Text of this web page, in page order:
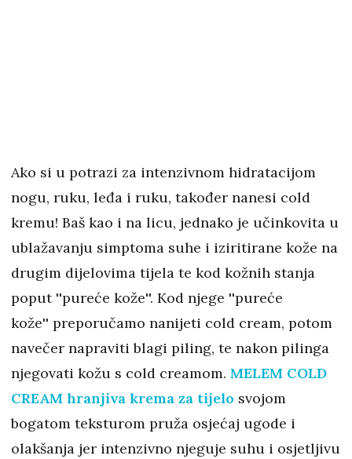
Ako si u potrazi za intenzivnom hidratacijom
nogu, ruku, leđa i ruku, također nanesi cold
kremu! Baš kao i na licu, jednako je učinkovita u
ublažavanju simptoma suhe i iziritirane kože na
drugim dijelovima tijela te kod kožnih stanja
poput ''pureće kože''. Kod njege ''pureće
kože'' preporučamo nanijeti cold cream, potom
navečer napraviti blagi piling, te nakon pilinga
njegovati kožu s cold creamom. MELEM COLD
CREAM hranjiva krema za tijelo svojom
bogatom teksturom pruža osjećaj ugode i
olakšanja jer intenzivno njeguje suhu i osjetljivu